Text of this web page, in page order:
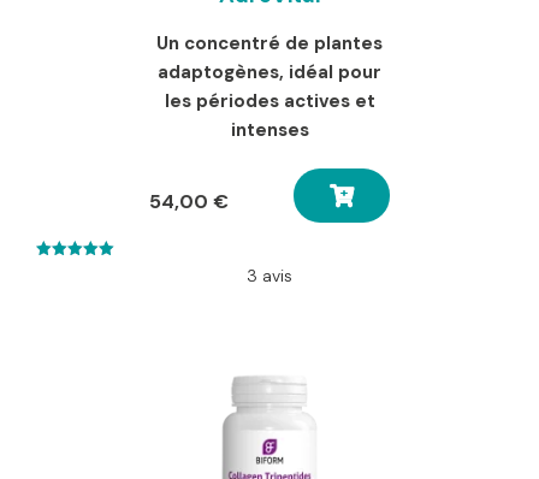
Un concentré de plantes
adaptogènes, idéal pour
les périodes actives et
intenses
54,00 €
3 avis